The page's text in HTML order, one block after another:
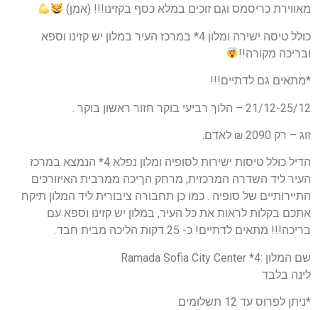
מאווירת כריסמס וגם זוכים במלא כסף בקזינו!!! (אמן)
כולל טיסה ישירה ומלון 4* במרכז העיר במלון יש קזינו וספא
ובריכה מקורה!!
*מתאים גם לדתיים!!!
21/12-25/12 – הלוך רביעי בוקר חזור ראשון בוקר .
זוג – רק 2090 ₪ לאדם.
הדיל כולל טיסות ישירות לסופיה ומלון נפלא 4* הנמצא במרכז
העיר ליד השדרה המרכזית, מרחק הךיכה ממרבית האיזורכים
התיירותיים של סופיה . כמו כן תחבורה ציבורית ליד המלון תיקח
אתכם בקלות לראות את כל העיר, במלון יש קזינו וספא עם
בריכה!!! מתאים לדתיים! כ- 25 דקות הליכה מבית חבד.
שם המלון :4* Ramada Sofia City Center
לינה בלבד
*ניתן לפרוס עד 12 תשלומים.